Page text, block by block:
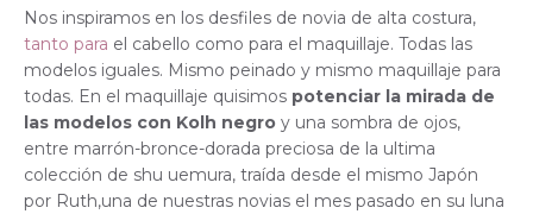
Nos inspiramos en los desfiles de novia de alta costura,
tanto para el cabello como para el maquillaje. Todas las
modelos iguales. Mismo peinado y mismo maquillaje para
todas. En el maquillaje quisimos potenciar la mirada de
las modelos con Kolh negro y una sombra de ojos,
entre marrón-bronce-dorada preciosa de la ultima
colección de shu uemura, traída desde el mismo Japón
por Ruth,una de nuestras novias el mes pasado en su luna